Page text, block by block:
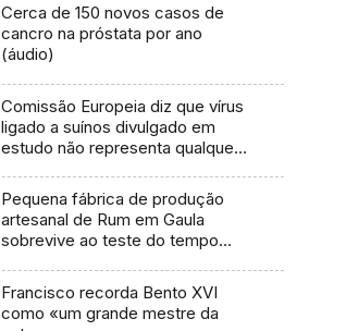
Cerca de 150 novos casos de
cancro na próstata por ano
(áudio)
Comissão Europeia diz que vírus
ligado a suínos divulgado em
estudo não representa qualquer
Pequena fábrica de produção
artesanal de Rum em Gaula
sobrevive ao teste do tempo
Francisco recorda Bento XVI
como «um grande mestre da